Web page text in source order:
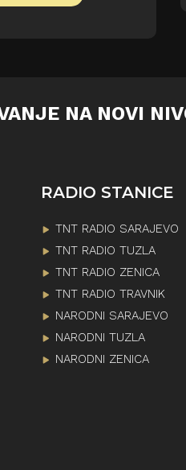
NA NOVI
RADIO STANICE
TNT RADIO SARAJEVO
TNT RADIO TUZLA
TNT RADIO ZENICA
TNT RADIO TRAVNIK
NARODNI SARAJEVO
NARODNI TUZLA
NARODNI ZENICA